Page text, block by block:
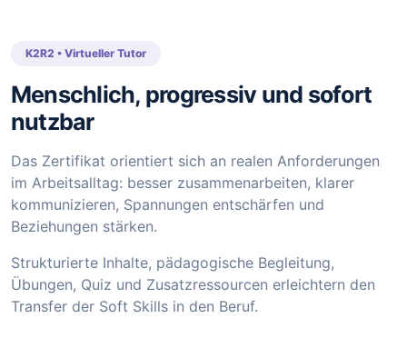
K2R2 • Virtueller Tutor
Menschlich, progressiv und sofort
nutzbar
Das Zertifikat orientiert sich an realen Anforderungen
im Arbeitsalltag: besser zusammenarbeiten, klarer
kommunizieren, Spannungen entschärfen und
Beziehungen stärken.
Strukturierte Inhalte, pädagogische Begleitung,
Übungen, Quiz und Zusatzressourcen erleichtern den
Transfer der Soft Skills in den Beruf.